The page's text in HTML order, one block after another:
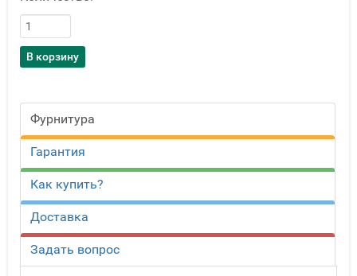
Фурнитура
Гарантия
Как купить?
Доставка
Задать вопрос